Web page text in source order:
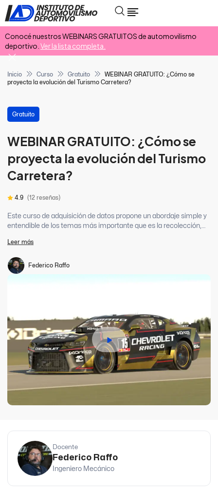
Conocé nuestros WEBINARS GRATUITOS de automovilismo
deportivo. Ver la lista completa.
Inicio Curso Gratuito
WEBINAR GRATUITO: ¿Cómo se
proyecta la evolución del Turismo Carretera?
Gratuito
WEBINAR GRATUITO: ¿Cómo se
proyecta la evolución del Turismo
Carretera?
4.9 (12 reseñas)
Este curso de adquisición de datos propone un abordaje simple y
entendible de los temas más importante que es la recolección,
Leer más
Federico Raffo
Docente
Federico Raffo
Ingeniero Mecánico